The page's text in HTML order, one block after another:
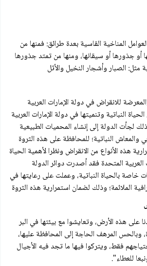
المناخية القاسية بعدة طرائق: فمنها من
أو جذورها أو سيقانها، ومنها من تمتد جذورها
مثل: الصبار وأشجار النخيل والأثل
للانقراض في دولة الإمارات العربية
النباتية وتنميتها في دولة الإمارات العربية
لجأت الدولة إلى إنشاء المحميات الطبيعية
والمعاش النباتية؛ للمحافظة على هذه الثروة
هذه الأنواع من الانقراض ونظرا لأهمية الحياة
العربية المتحدة فقد أصدرت دوائر الدولة
خاصة بالحياة النباتية، وعملت على رعايتها في
الملائمة؛ وذلك لضمان استمرارية هذه الثروة
على هذه الأرض، وتعايشوا مع بيئتها في البر
وبالحس المرهف الحاجة إلى المحافظة عليها،
فقط، ويتركوا فيها ما تجد فيه الأجيال
للعطاء".